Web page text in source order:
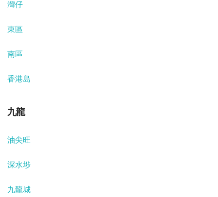
灣仔
東區
南區
香港島
九龍
油尖旺
深水埗
九龍城